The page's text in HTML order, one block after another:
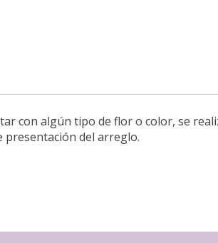
con algún tipo de flor o color, se
presentación del arreglo.